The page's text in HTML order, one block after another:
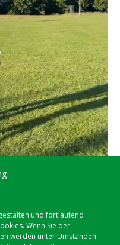
und fortlaufend
Wenn Sie der
werden unter Umständen